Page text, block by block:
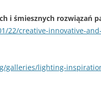
i śmiesznych rozwiązań
22/creative-innovative-
galleries/lighting-